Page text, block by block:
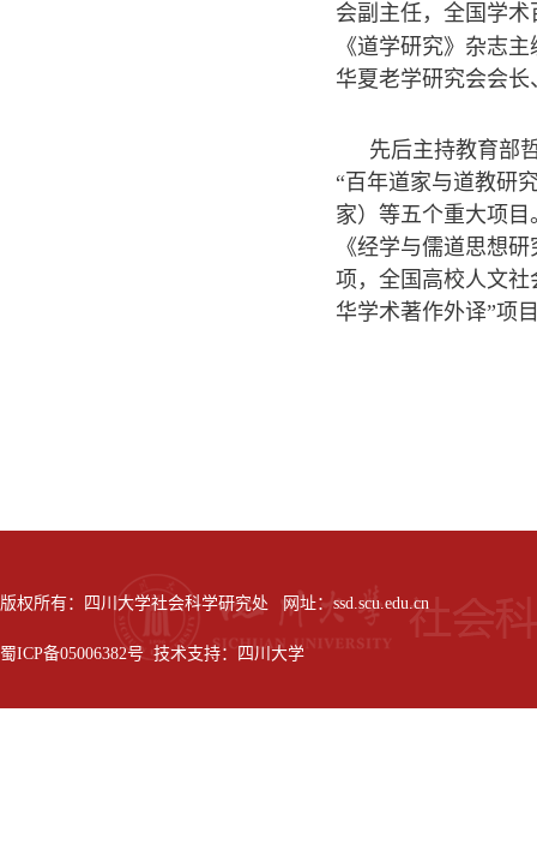
会副主任，全国学
《道学研究》杂志
华夏老学研究会会
先后主持教育部
“百年道家与道教研
家）等五个重大项
《经学与儒道思想
项，全国高校人文社
华学术著作外译”项
版权所有：四川大学社会科学研究处 网址：ssd.scu.edu.cn
蜀ICP备05006382号 技术支持：四川大学